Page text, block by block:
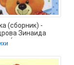
(сборник) -
Зинаида
(читаем книги